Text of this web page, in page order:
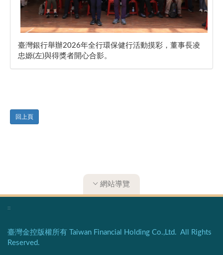
臺灣銀行舉辦2026年全行環保健行活動摸彩，董事長凌
忠嫄(左)與得獎者開心合影。
回上頁
網站導覽
:::
臺灣金控版權所有 Taiwan Financial Holding Co.,Ltd. All Rights
Reserved.